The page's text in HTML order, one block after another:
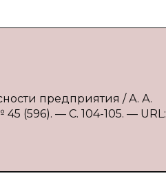
предприятия / А. А.
(596). — С. 104-105. — URL: